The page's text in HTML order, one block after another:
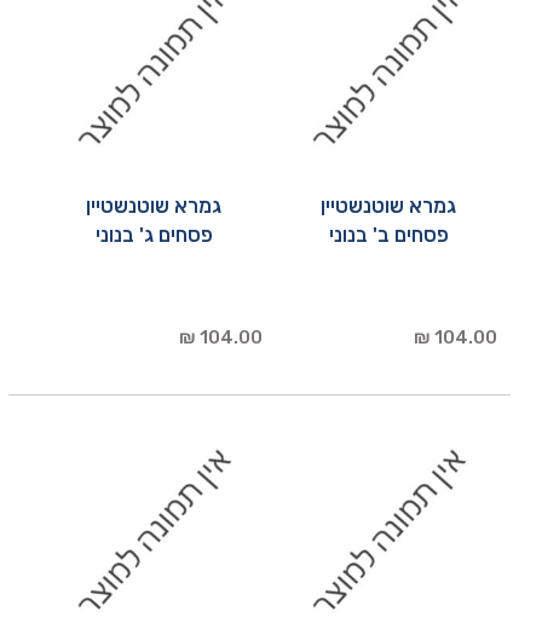
גמרא שוטנשטיין
פסחים ב' בנוני
104.00 ₪
גמרא שוטנשטיין
פסחים ג' בנוני
104.00 ₪